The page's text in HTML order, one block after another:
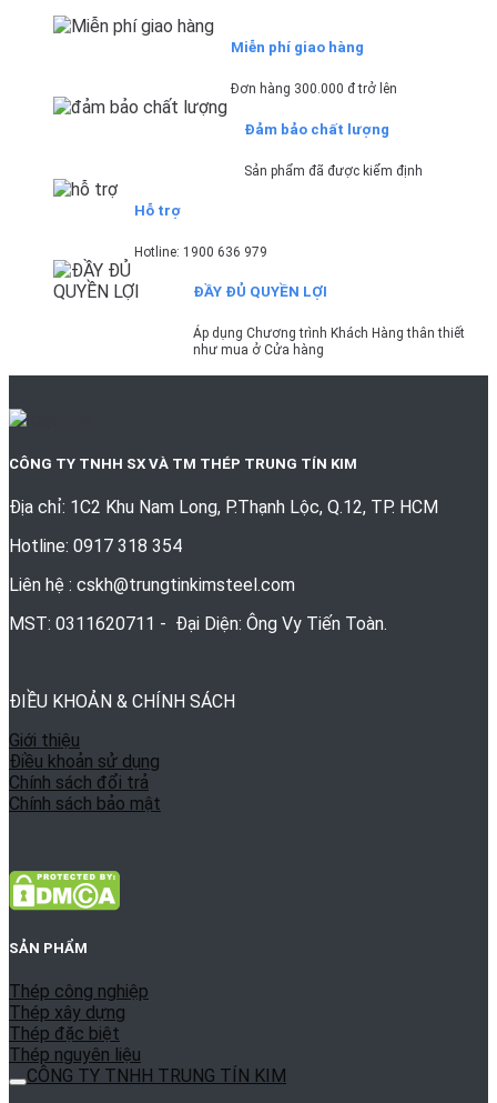
Miễn phí giao hàng
Đơn hàng 300.000 đ trở lên
Đảm bảo chất lượng
Sản phẩm đã được kiểm định
Hỗ trợ
Hotline: 1900 636 979
ĐẦY ĐỦ QUYỀN LỢI
Áp dụng Chương trình Khách Hàng thân thiết
như mua ở Cửa hàng
CÔNG TY TNHH SX VÀ TM THÉP TRUNG TÍN KIM
Địa chỉ: 1C2 Khu Nam Long, P.Thạnh Lộc, Q.12, TP. HCM
Hotline: 0917 318 354
Liên hệ : cskh@trungtinkimsteel.com
MST: 0311620711 - Đại Diện: Ông Vy Tiến Toàn.
ĐIỀU KHOẢN & CHÍNH SÁCH
Giới thiệu
Điều khoản sử dụng
Chính sách đổi trả
Chính sách bảo mật
SẢN PHẨM
Thép công nghiệp
Thép xây dựng
Thép đặc biệt
Thép nguyên liệu
CÔNG TY TNHH TRUNG TÍN KIM